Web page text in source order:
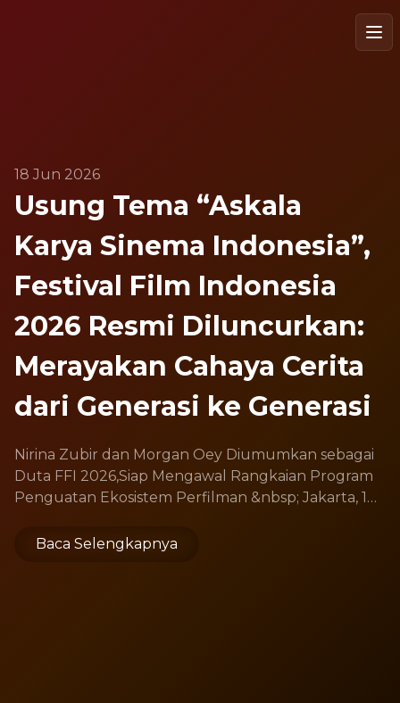
18 Jun 2026
Usung Tema “Askala
Karya Sinema Indonesia”,
Festival Film Indonesia
2026 Resmi Diluncurkan:
Merayakan Cahaya Cerita
dari Generasi ke Generasi
Nirina Zubir dan Morgan Oey Diumumkan sebagai
Duta FFI 2026,Siap Mengawal Rangkaian Program
Penguatan Ekosistem Perfilman &nbsp; Jakarta, 18
(FFI) 2026 secara resmi meluncurkan perhelatan
Baca Selengkapnya